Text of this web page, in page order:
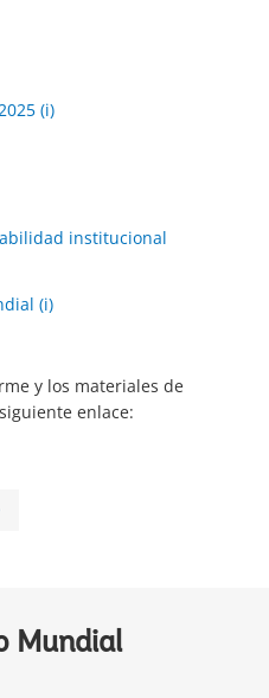
(i)
institucional
(i)
y los materiales de
enlace:
A
Mundial